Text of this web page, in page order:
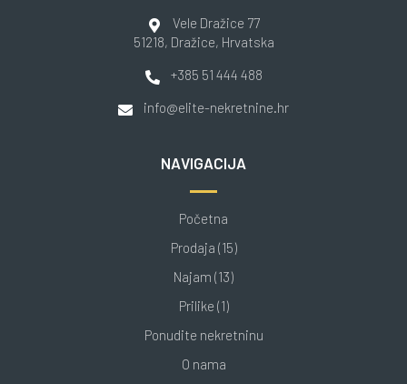
Vele Dražice 77
51218, Dražice, Hrvatska
+385 51 444 488
info@elite-nekretnine.hr
NAVIGACIJA
Početna
Prodaja (15)
Najam (13)
Prilike (1)
Ponudite nekretninu
O nama